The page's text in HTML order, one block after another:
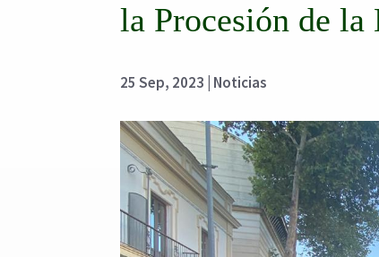
la Procesión de la
25 Sep, 2023 Noticias